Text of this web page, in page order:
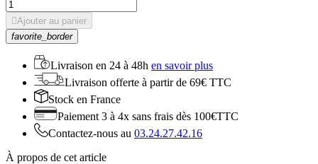
Ajouter au panier
favorite_border
Livraison en 24 à 48h en savoir plus
Livraison offerte à partir de 69€ TTC
Stock en France
Paiement 3 à 4x sans frais dès 100€TTC
Contactez-nous au 03.24.27.42.16
À propos de cet article